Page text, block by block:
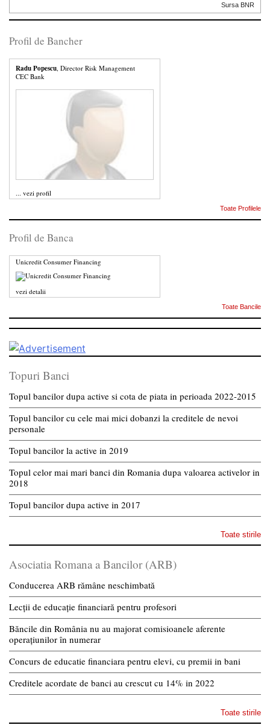
Sursa BNR
Profil de Bancher
Radu Popescu, Director Risk Management
CEC Bank
... vezi profil
Toate Profilele
Profil de Banca
Unicredit Consumer Financing
vezi detalii
Toate Bancile
Topuri Banci
Topul bancilor dupa active si cota de piata in perioada 2022-2015
Topul bancilor cu cele mai mici dobanzi la creditele de nevoi
personale
Topul bancilor la active in 2019
Topul celor mai mari banci din Romania dupa valoarea activelor in
2018
Topul bancilor dupa active in 2017
Toate stirile
Asociatia Romana a Bancilor (ARB)
Conducerea ARB rămâne neschimbată
Lecții de educație financiară pentru profesori
Băncile din România nu au majorat comisioanele aferente
operațiunilor în numerar
Concurs de educatie financiara pentru elevi, cu premii in bani
Creditele acordate de banci au crescut cu 14% in 2022
Toate stirile